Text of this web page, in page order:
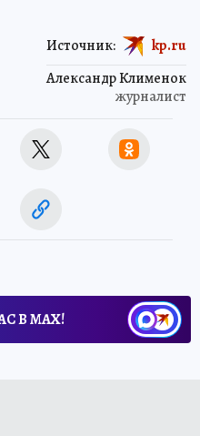
Александр Клименок
журналист
Источник: kp.ru
В МАХ!